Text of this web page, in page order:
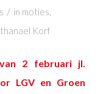
/ in moties,
Korf
2 februari jl.
LGV en Groen